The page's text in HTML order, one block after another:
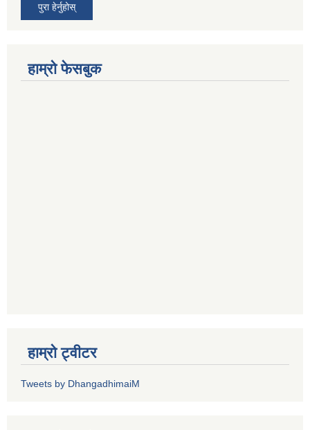
पुरा हेर्नुहोस्
हाम्रो फेसबुक
हाम्रो ट्वीटर
Tweets by DhangadhimaiM